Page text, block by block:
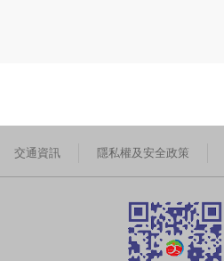
交通資訊 隱私權及安全政策